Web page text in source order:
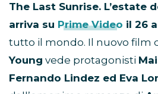
The Last Sunrise. L’estate
arriva su Prime Video il 26
tutto il mondo. Il nuovo film
Young vede protagonisti
Fernando Lindez ed Eva